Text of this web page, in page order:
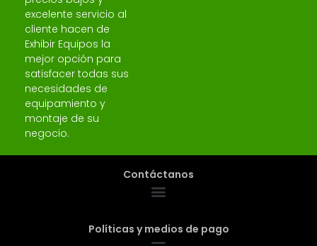
excelente servicio al
cliente hacen de
Exhibir Equipos la
mejor opción para
satisfacer todas sus
necesidades de
equipamiento y
montaje de su
negocio.
Contáctanos
Políticas y medios de pago